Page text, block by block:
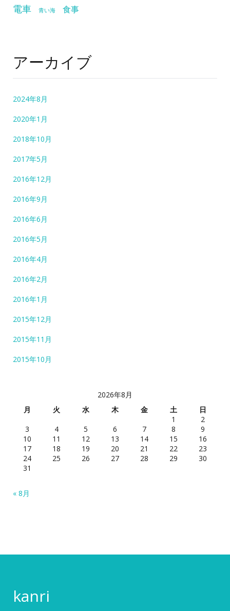
電車 青い海 食事
アーカイブ
2024年8月
2020年1月
2018年10月
2017年5月
2016年12月
2016年9月
2016年6月
2016年5月
2016年4月
2016年2月
2016年1月
2015年12月
2015年11月
2015年10月
2026年8月
月
火 水 木 金 土
日
1
2
3
4 5 6 7 8
9
10
11 12 13 14 15
16
17
18 19 20 21 22
23
24
25 26 27 28 29
30
31
« 8月
kanri